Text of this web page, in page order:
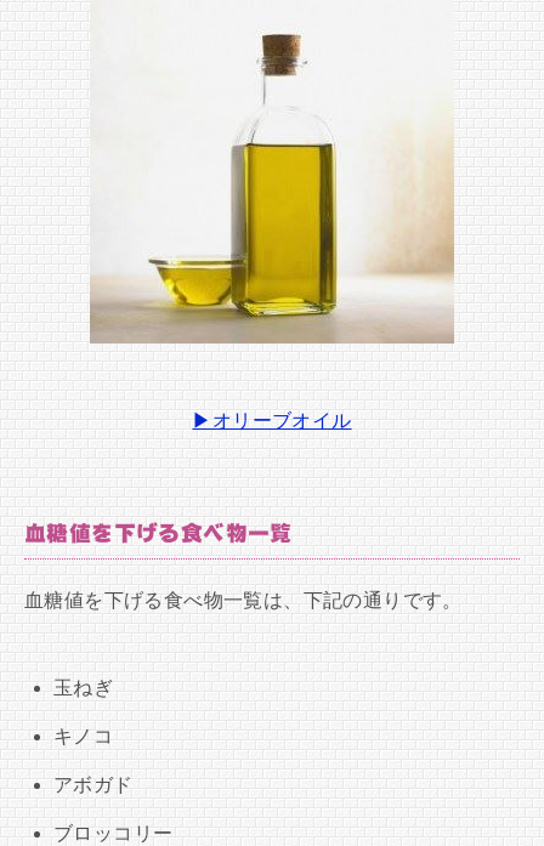
▶オリーブオイル
血糖値を下げる食べ物一覧
血糖値を下げる食べ物一覧は、下記の通りです。
玉ねぎ
キノコ
アボガド
ブロッコリー